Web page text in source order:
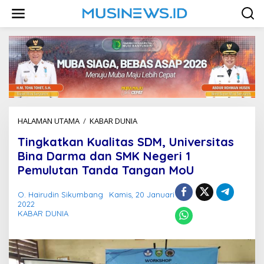
w
HALAMAN UTAMA / KABAR DUNIA
n
g
k
a
k
u
a
Tingkatkan Kualitas SDM, Universitas
Bina Darma dan SMK Negeri 1
Pemulutan Tanda Tangan MoU
O. Hairudin Sikumbang
Kamis, 20 Januari
2022
KABAR DUNIA